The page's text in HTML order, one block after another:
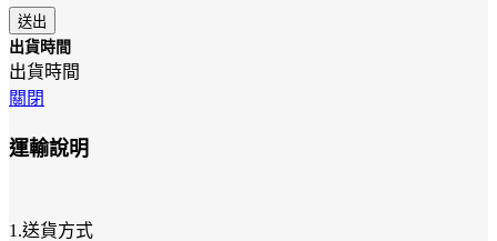
出貨時間
出貨時間
關閉
運輸說明
1.送貨方式